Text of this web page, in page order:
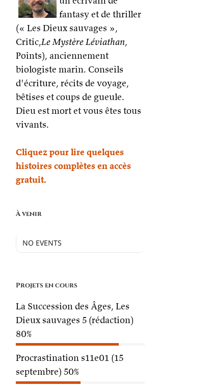
fantasy et de thriller
(« Les Dieux sauvages »,
Critic,Le Mystère Léviathan,
Points), anciennement
biologiste marin. Conseils
d'écriture, récits de voyage,
bêtises et coups de gueule.
Dieu est mort et vous êtes tous
vivants.
Cliquez pour lire quelques
histoires complètes en accès
gratuit.
À venir
NO EVENTS
Projets en cours
La Succession des Âges, Les
Dieux sauvages 5 (rédaction)
80%
Procrastination s11e01 (15
septembre) 50%